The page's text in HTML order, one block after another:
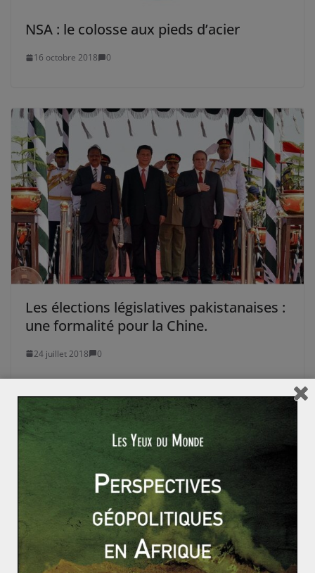
NSA : le colosse aux pieds d’acier
16 octobre 2018 0
Les élections législatives pakistanaises :
une formalité pour la Chine.
24 juillet 2018 0
2 réflexions sur “Malaisie : élections
historiques sans changement ”
27 décembre 2018 à 13 h 19 min Permalien
Assez simplistes vos explications, enfin il faut